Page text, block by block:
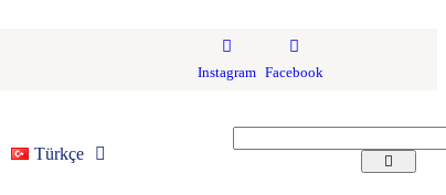
Instagram Facebook
Türkçe